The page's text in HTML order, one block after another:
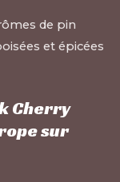
de pin
et épicées
Cherry
sur